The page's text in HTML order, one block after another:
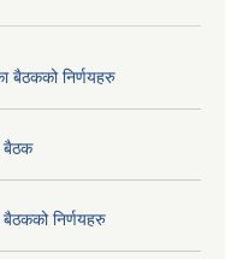
बैठकको निर्णयहरु
बैठक
निर्णयहरु